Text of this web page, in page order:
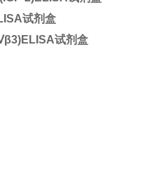
试剂盒
试剂盒